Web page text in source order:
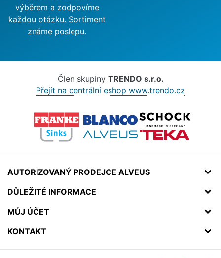
výběrem a zodpovíme
každou otázku. Sortiment
známe poslepu.
Člen skupiny TRENDO s.r.o.
Přejít na centrální eshop www.trendo.cz
AUTORIZOVANÝ PRODEJCE ALVEUS
DŮLEŽITÉ INFORMACE
MŮJ ÚČET
KONTAKT